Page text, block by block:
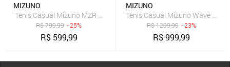
MIZUNO
Tênis Casual Mizuno MZR Osaka Day
R$799,99 - 25%
R$ 599,99
MIZUNO
Tênis Casual Mizuno Wave
R$1299,99 - 23%
R$999,99